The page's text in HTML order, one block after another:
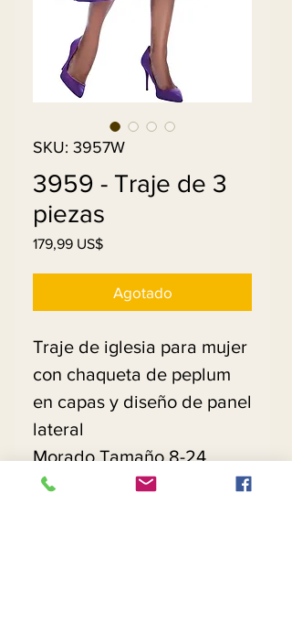
SKU: 3957W
3959 - Traje de 3
piezas
179,99 US$Precio
Agotado
Traje de iglesia para mujer
con chaqueta de peplum
en capas y diseño de panel
lateral
Morado Tamaño 8-24
Azul marino Talla 10-24